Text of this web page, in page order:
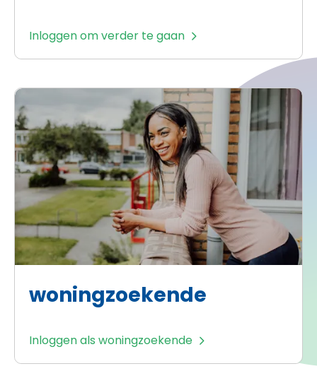
Inloggen om verder te gaan
woningzoekende
Inloggen als woningzoekende